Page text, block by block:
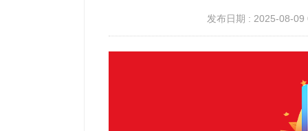
发布日期 : 2025-08-09